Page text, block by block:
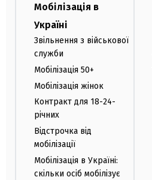
Мобілізація в
Україні
Звільнення з військової
служби
Мобілізація 50+
Мобілізація жінок
Контракт для 18-24-
річних
Відстрочка від
мобілізації
Мобілізація в Україні:
скільки осіб мобілізує